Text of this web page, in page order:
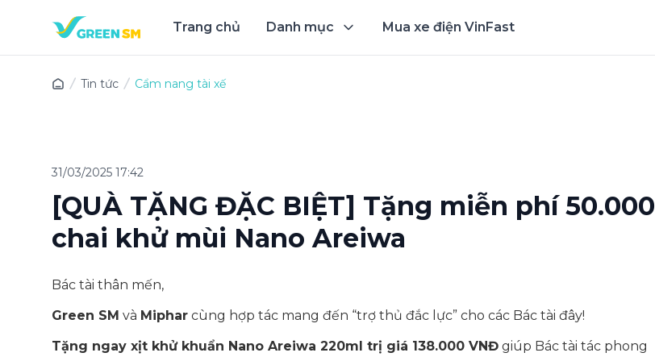
Trang chủ Danh mục Mua xe điện VinFast
Tin tức Cẩm nang tài xế
31/03/2025 17:42
[QUÀ TẶNG ĐẶC BIỆT] Tặng miễn phí 50.000
chai khử mùi Nano Areiwa
Bác tài thân mến,
Green SM và Miphar cùng hợp tác mang đến “trợ thủ đắc lực” cho các Bác tài đây!
Tặng ngay xịt khử khuẩn Nano Areiwa 220ml trị giá 138.000 VNĐ giúp Bác tài tác phong